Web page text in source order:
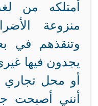
أمتلكه من
منزوعة
وتنقذهم في
يجدون فيها
أو محل
أنني أصبحت